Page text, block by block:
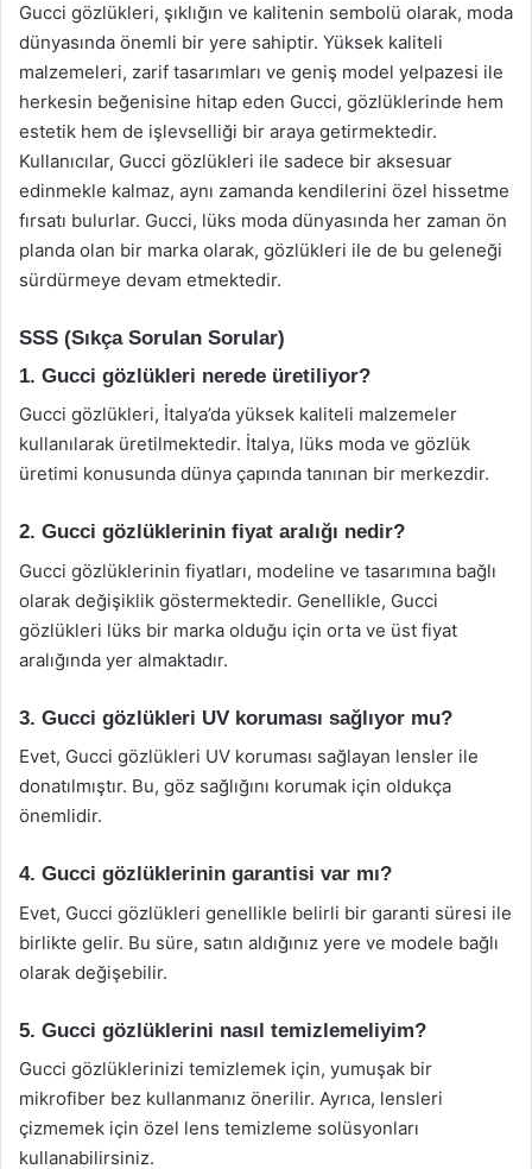
Gucci gözlükleri, şıklığın ve kalitenin sembolü olarak, moda
dünyasında önemli bir yere sahiptir. Yüksek kaliteli
malzemeleri, zarif tasarımları ve geniş model yelpazesi ile
herkesin beğenisine hitap eden Gucci, gözlüklerinde hem
estetik hem de işlevselliği bir araya getirmektedir.
Kullanıcılar, Gucci gözlükleri ile sadece bir aksesuar
edinmekle kalmaz, aynı zamanda kendilerini özel hissetme
fırsatı bulurlar. Gucci, lüks moda dünyasında her zaman ön
planda olan bir marka olarak, gözlükleri ile de bu geleneği
sürdürmeye devam etmektedir.
SSS (Sıkça Sorulan Sorular)
1. Gucci gözlükleri nerede üretiliyor?
Gucci gözlükleri, İtalya’da yüksek kaliteli malzemeler
kullanılarak üretilmektedir. İtalya, lüks moda ve gözlük
üretimi konusunda dünya çapında tanınan bir merkezdir.
2. Gucci gözlüklerinin fiyat aralığı nedir?
Gucci gözlüklerinin fiyatları, modeline ve tasarımına bağlı
olarak değişiklik göstermektedir. Genellikle, Gucci
gözlükleri lüks bir marka olduğu için orta ve üst fiyat
aralığında yer almaktadır.
3. Gucci gözlükleri UV koruması sağlıyor mu?
Evet, Gucci gözlükleri UV koruması sağlayan lensler ile
donatılmıştır. Bu, göz sağlığını korumak için oldukça
önemlidir.
4. Gucci gözlüklerinin garantisi var mı?
Evet, Gucci gözlükleri genellikle belirli bir garanti süresi ile
birlikte gelir. Bu süre, satın aldığınız yere ve modele bağlı
olarak değişebilir.
5. Gucci gözlüklerini nasıl temizlemeliyim?
Gucci gözlüklerinizi temizlemek için, yumuşak bir
mikrofiber bez kullanmanız önerilir. Ayrıca, lensleri
çizmemek için özel lens temizleme solüsyonları
kullanabilirsiniz.